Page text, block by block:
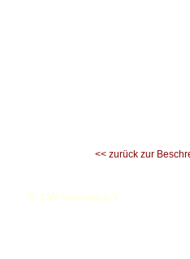
<< zurück zur
© TSV Santorini e.V.